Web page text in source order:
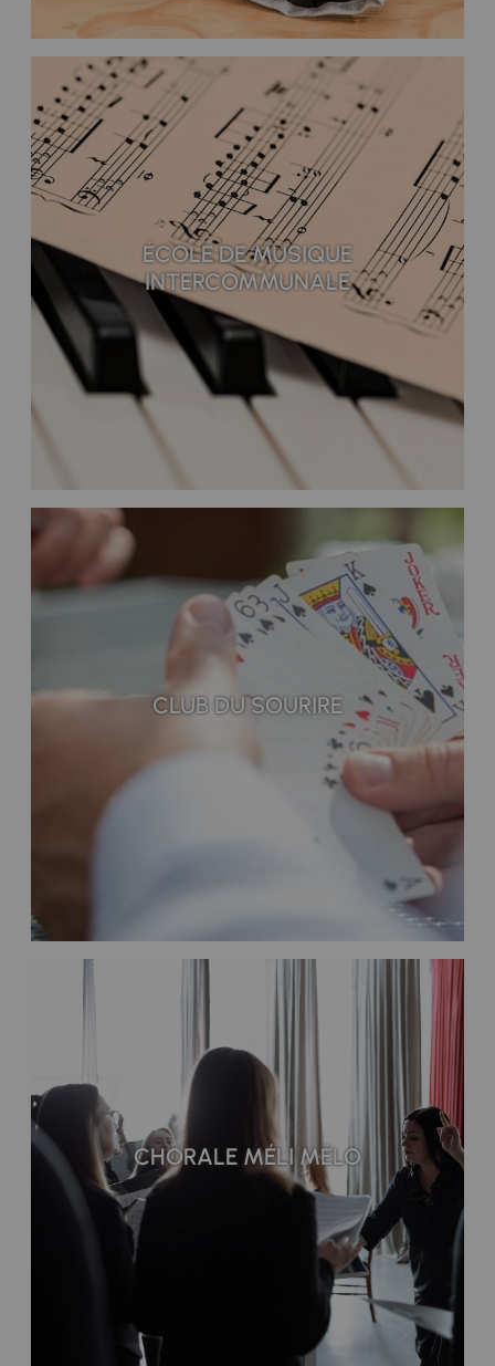
ÉCOLE DE MUSIQUE
INTERCOMMUNALE
CLUB DU SOURIRE
CHORALE MÉLI MÉLO